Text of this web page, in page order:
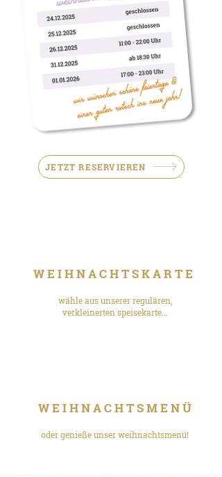
JETZT RESERVIEREN
W E I H N A C H T S K A R T E
wähle aus unserer regulären,
verkleinerten speisekarte...
W E I H N A C H T S M E N Ü
oder genieße unser weihnachtsmenü!